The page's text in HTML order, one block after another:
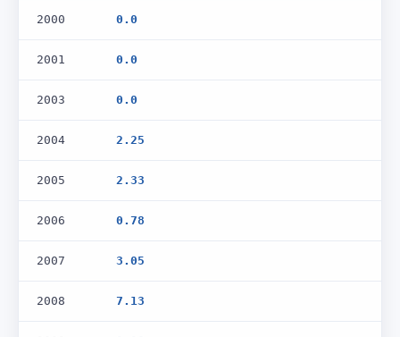
2000 0.0
2001 0.0
2003 0.0
2004 2.25
2005 2.33
2006 0.78
2007 3.05
2008 7.13